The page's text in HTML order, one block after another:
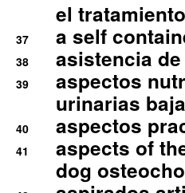
el
37 a self
38 asistencia
39
aspectos
urinarias
40 aspectos
41
aspects of
dog